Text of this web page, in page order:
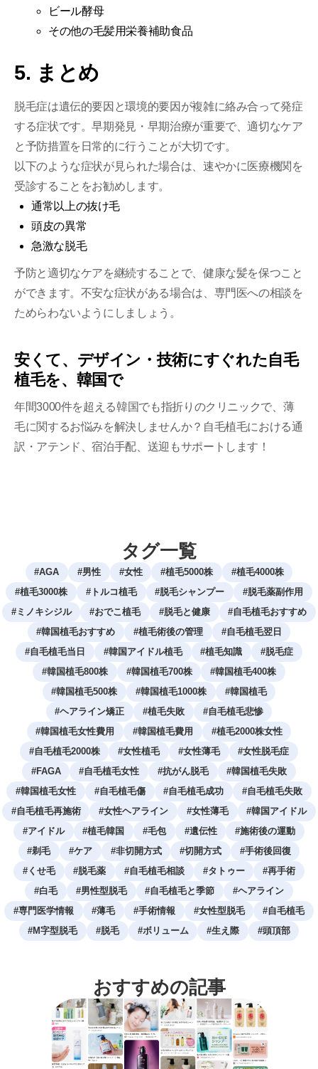
ビール酵母
その他の毛髪用栄養補助食品
5. まとめ
脱毛症は遺伝的要因と環境的要因が複雑に絡み合って発症
する症状です。早期発見・早期治療が重要で、適切なケア
と予防措置を日常的に行うことが大切です。
以下のような症状が見られた場合は、速やかに医療機関を
受診することをお勧めします。
通常以上の抜け毛
頭皮の異常
急激な脱毛
予防と適切なケアを継続することで、健康な髪を保つこと
ができます。不安な症状がある場合は、専門医への相談を
ためらわないようにしましょう。
安くて、デザイン・技術にすぐれた自毛
植毛を、韓国で
年間3000件を超える韓国でも指折りのクリニックで、薄
毛に関するお悩みを解決しませんか？自毛植毛における通
訳・アテンド、宿泊手配、送迎もサポートします！
タグ一覧
#AGA #男性 #女性 #植毛5000株 #植毛4000株
#植毛3000株 #トルコ植毛 #脱毛シャンプー #脱毛薬副作用
#ミノキシジル #おでこ植毛 #脱毛と健康 #自毛植毛おすすめ
#韓国植毛おすすめ #植毛術後の管理 #自毛植毛翌日
#自毛植毛当日 #韓国アイドル植毛 #植毛知識 #脱毛症
#韓国植毛800株 #韓国植毛700株 #韓国植毛400株
#韓国植毛500株 #韓国植毛1000株 #韓国植毛
#ヘアライン矯正 #植毛失敗 #自毛植毛悲惨
#韓国植毛女性費用 #韓国植毛費用 #植毛2000株女性
#自毛植毛2000株 #女性植毛 #女性薄毛 #女性脱毛症
#FAGA #自毛植毛女性 #抗がん脱毛 #韓国植毛失敗
#韓国植毛女性 #自毛植毛傷 #自毛植毛成功 #自毛植毛失敗
#自毛植毛再施術 #女性ヘアライン #女性薄毛 #韓国アイドル
#アイドル #植毛韓国 #毛包 #遺伝性 #施術後の運動
#剃毛 #ケア #非切開方式 #切開方式 #手術後回復
#くせ毛 #脱毛薬 #自毛植毛相談 #タトゥー #再手術
#白毛 #男性型脱毛 #自毛植毛と季節 #ヘアライン
#専門医学情報 #薄毛 #手術情報 #女性型脱毛 #自毛植毛
#M字型脱毛 #脱毛 #ボリューム #生え際 #頭頂部
おすすめの記事